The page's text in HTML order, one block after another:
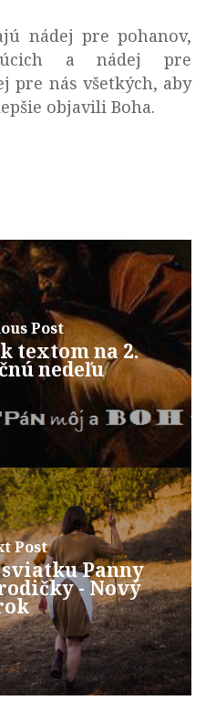
nádej pre pohanov,
a nádej pre
pre nás všetkých, aby
objavili Boha.
Post
textom na 2.
nedeľu
Post
Panny
- Nový